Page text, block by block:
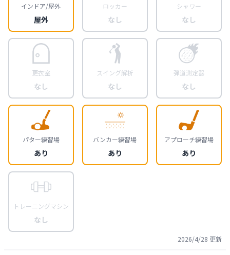
インドア/屋外
屋外
ロッカー
なし
シャワー
なし
更衣室
なし
スイング解析
なし
弾道測定器
なし
パター練習場
あり
バンカー練習場
あり
アプローチ練習場
あり
トレーニングマシン
なし
2026/4/28 更新